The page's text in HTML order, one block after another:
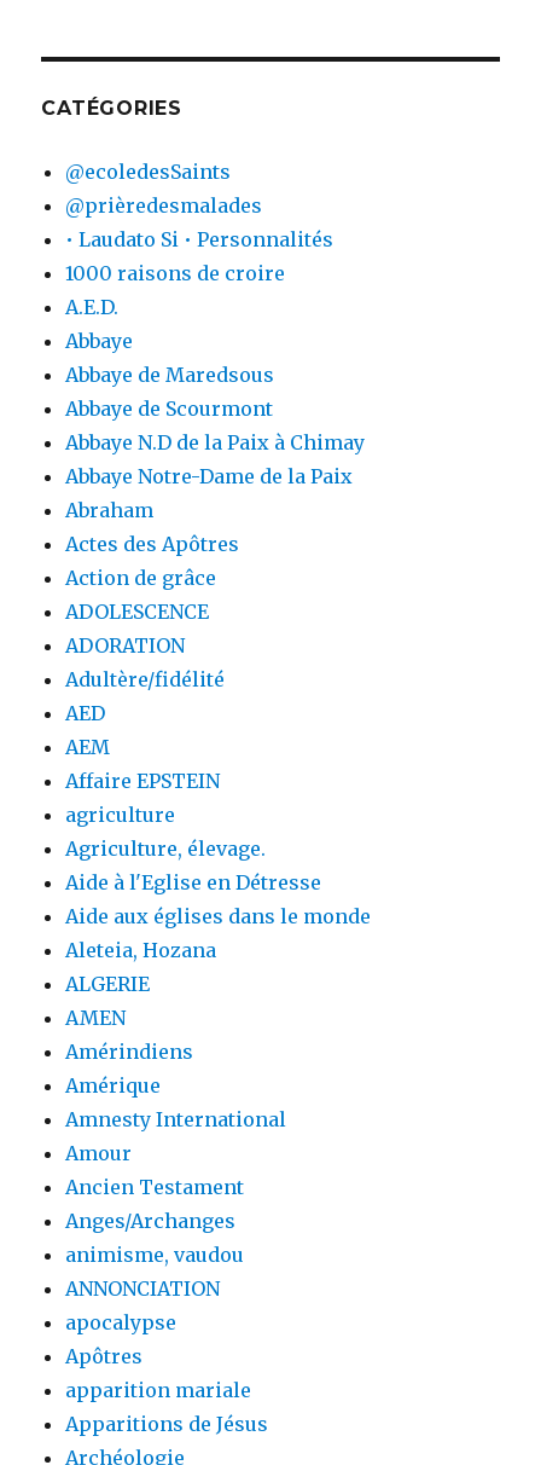
CATÉGORIES
@ecoledesSaints
@prièredesmalades
• Laudato Si • Personnalités
1000 raisons de croire
A.E.D.
Abbaye
Abbaye de Maredsous
Abbaye de Scourmont
Abbaye N.D de la Paix à Chimay
Abbaye Notre-Dame de la Paix
Abraham
Actes des Apôtres
Action de grâce
ADOLESCENCE
ADORATION
Adultère/fidélité
AED
AEM
Affaire EPSTEIN
agriculture
Agriculture, élevage.
Aide à l'Eglise en Détresse
Aide aux églises dans le monde
Aleteia, Hozana
ALGERIE
AMEN
Amérindiens
Amérique
Amnesty International
Amour
Ancien Testament
Anges/Archanges
animisme, vaudou
ANNONCIATION
apocalypse
Apôtres
apparition mariale
Apparitions de Jésus
Archéologie